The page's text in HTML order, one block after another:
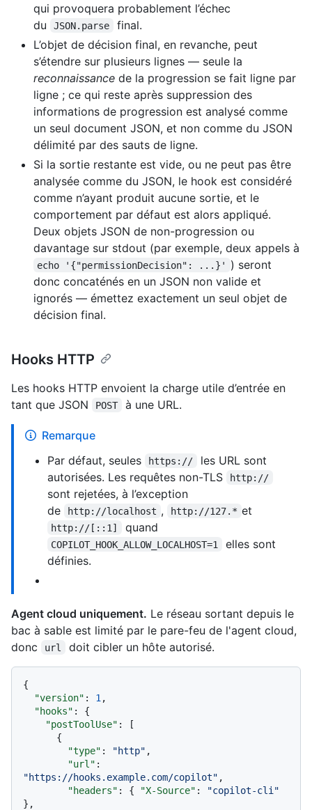
qui provoquera probablement l’échec
du
JSON.parse
final.
L’objet de décision final, en revanche, peut
s’étendre sur plusieurs lignes — seule la
reconnaissance de la progression se fait ligne par
ligne ; ce qui reste après suppression des
informations de progression est analysé comme
un seul document JSON, et non comme du JSON
délimité par des sauts de ligne.
Si la sortie restante est vide, ou ne peut pas être
analysée comme du JSON, le hook est considéré
comme n’ayant produit aucune sortie, et le
comportement par défaut est alors appliqué.
Deux objets JSON de non-progression ou
davantage sur stdout (par exemple, deux appels à
echo '{"permissionDecision": ...}'
) seront
donc concaténés en un JSON non valide et
ignorés — émettez exactement un seul objet de
décision final.
Hooks HTTP
Les hooks HTTP envoient la charge utile d’entrée en
tant que JSON
POST à une URL.
Remarque
Par défaut, seules
https://
les URL sont
autorisées. Les requêtes non-TLS
http://
sont rejetées, à l’exception
de
http://localhost , http://127.* et
http://[::1] quand
COPILOT_HOOK_ALLOW_LOCALHOST=1
elles sont
définies.
Agent cloud uniquement. Le réseau sortant depuis le
bac à sable est limité par le pare-feu de l'agent cloud,
donc
url doit cibler un hôte autorisé.
{
"version" : 1 ,
"hooks" :
{
"postToolUse" :
[
{
"type" : "http" ,
"url" :
"https://hooks.example.com/copilot" ,
"headers" : { "X-Source" :
"copilot-cli"
} ,